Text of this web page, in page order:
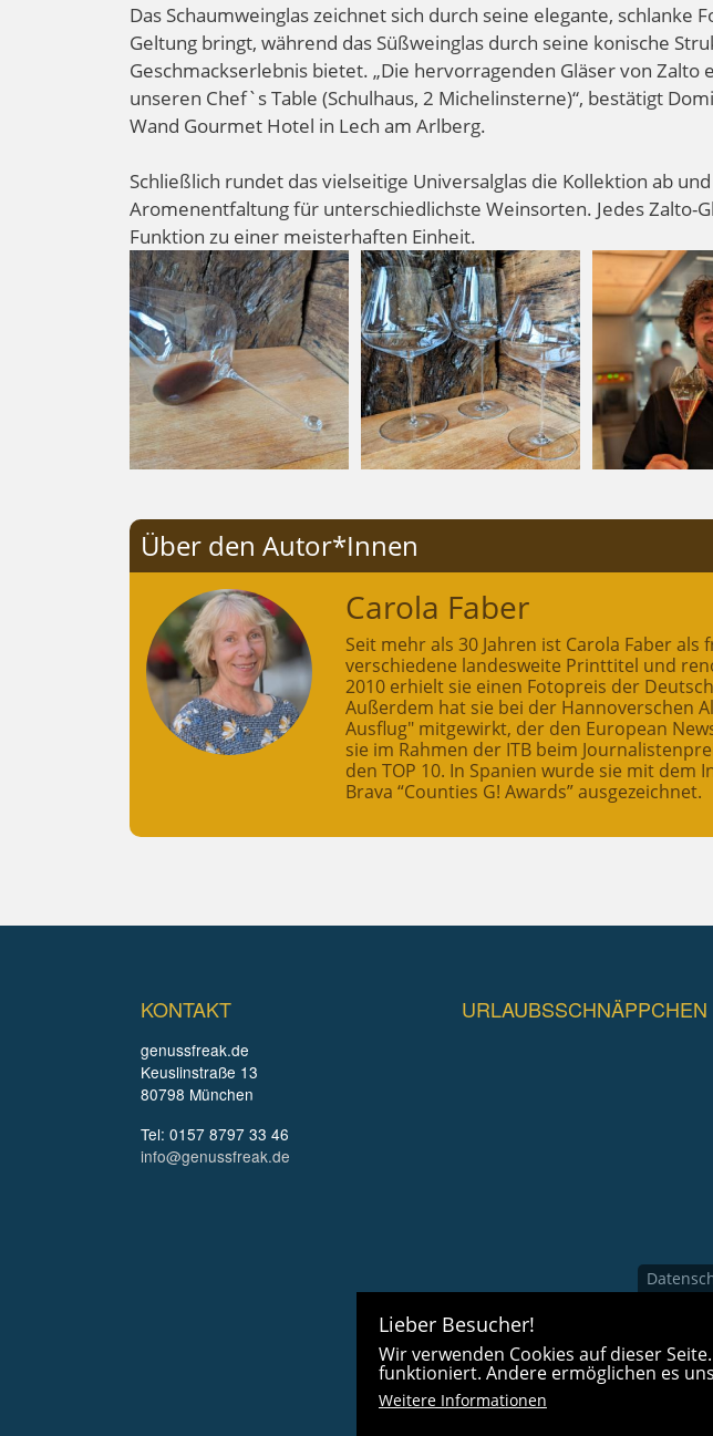
Das Schaumweinglas zeichnet sich durch seine elegante, schlanke
Geltung bringt, während das Süßweinglas durch seine konische
Geschmackserlebnis bietet. „Die hervorragenden Gläser von
unseren Chef`s Table (Schulhaus, 2 Michelinsterne)“, bestätigt
Wand Gourmet Hotel in Lech am Arlberg.
Schließlich rundet das vielseitige Universalglas die Kollektion ab
Aromenentfaltung für unterschiedlichste Weinsorten. Jedes Zalto-
Funktion zu einer meisterhaften Einheit.
Über den Autor*Innen
Carola Faber
Seit mehr als 30 Jahren ist Carola Faber
verschiedene landesweite Printtitel und
2010 erhielt sie einen Fotopreis der
Außerdem hat sie bei der Hannoverschen
Ausflug" mitgewirkt, der den European
sie im Rahmen der ITB beim
den TOP 10. In Spanien wurde sie mit
Brava “Counties G! Awards” ausgezeichnet.
KONTAKT
genussfreak.de
Keuslinstraße 13
80798 München
Tel: 0157 8797 33 46
info@genussfreak.de
URLAUBSSCHNÄPPCHEN
Lieber Besucher!
Wir verwenden Cookies auf dieser
funktioniert. Andere ermöglichen es
Weitere Informationen